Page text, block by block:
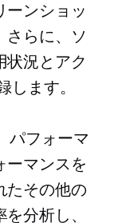
ーンショッ
さらに、ソ
状況とアク
します。
パフォーマ
ーマンスを
たその他の
分析し、